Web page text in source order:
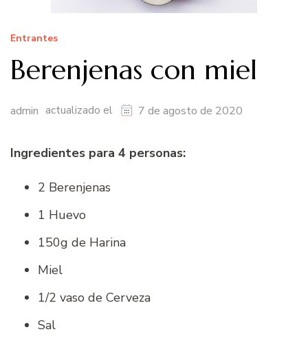
Entrantes
Berenjenas con miel
admin actualizado el 7 de agosto de 2020
Ingredientes para 4 personas:
2 Berenjenas
1 Huevo
150g de Harina
Miel
1/2 vaso de Cerveza
Sal